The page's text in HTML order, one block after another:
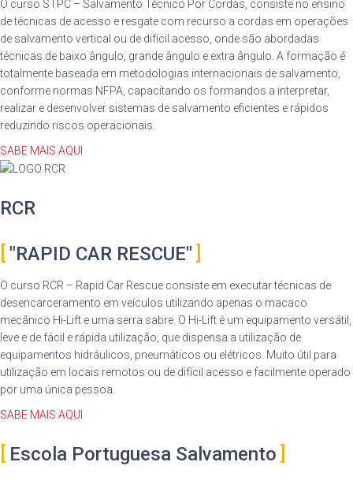
O curso STPC – Salvamento Técnico Por Cordas, consiste no ensino
de técnicas de acesso e resgate com recurso a cordas em operações
de salvamento vertical ou de difícil acesso, onde são abordadas
técnicas de baixo ângulo, grande ângulo e extra ângulo. A formação é
totalmente baseada em metodologias internacionais de salvamento,
conforme normas NFPA, capacitando os formandos a interpretar,
realizar e desenvolver sistemas de salvamento eficientes e rápidos
reduzindo riscos operacionais.
SABE MAIS AQUI
RCR
"RAPID CAR RESCUE"
O curso RCR – Rapid Car Rescue consiste em executar técnicas de
desencarceramento em veículos utilizando apenas o macaco
mecânico Hi-Lift e uma serra sabre. O Hi-Lift é um equipamento versátil,
leve e de fácil e rápida utilização, que dispensa a utilização de
equipamentos hidráulicos, pneumáticos ou elétricos. Muito útil para
utilização em locais remotos ou de difícil acesso e facilmente operado
por uma única pessoa.
SABE MAIS AQUI
Escola Portuguesa Salvamento